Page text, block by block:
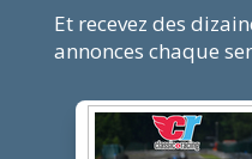
Et recevez des
annonces chaque